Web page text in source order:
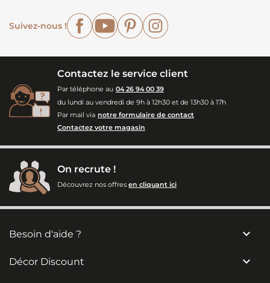
Suivez-nous !
FacebookYouTubePinterest
Contactez le service client
Par téléphone au 04 26 94 00 39
du lundi au vendredi de 9h à 12h30 et de 13h30 à 17h
Par mail via notre formulaire de contact
Contactez votre magasin
On recrute !
Découvrez nos offres en cliquant ici
Besoin d'aide ? 
Décor Discount
